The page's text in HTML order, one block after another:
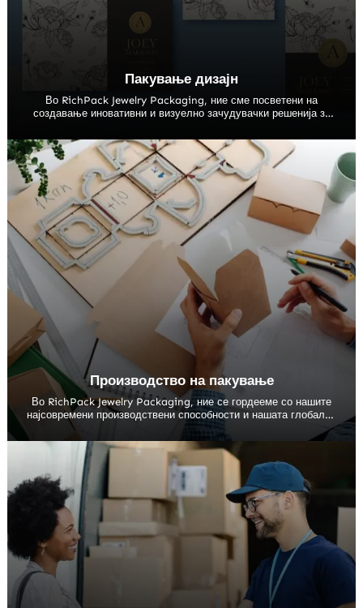
Пакување дизајн
Во RichPack Jewelry Packaging, ние сме посветени на
создавање иновативни и визуелно зачудувачки решенија за
вашите производи. Нашиот пристап кон дизајнот на
амбалажата е фокусиран на креативноста, функционалноста
и одржливоста, осигурувајќи дека секој дизајн не само што
изгледа исклучително туку и ги задоволува практичните
потреби на нашите клиенти и околината.
Производство на пакување
Во RichPack Jewelry Packaging, ние се гордееме со нашите
најсовремени производствени способности и нашата глобално
интегрирана производствена мрежа. Нашата посветеност на
квалитет, иновации и одржливост се рефлектира во секое
парче пакување што го произведуваме.